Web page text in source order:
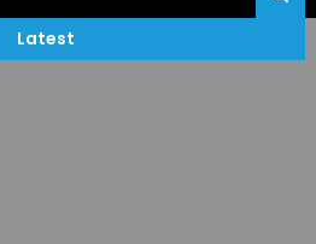
Latest